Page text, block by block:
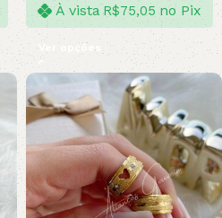
À vista R$75,05 no Pix
Ver opções